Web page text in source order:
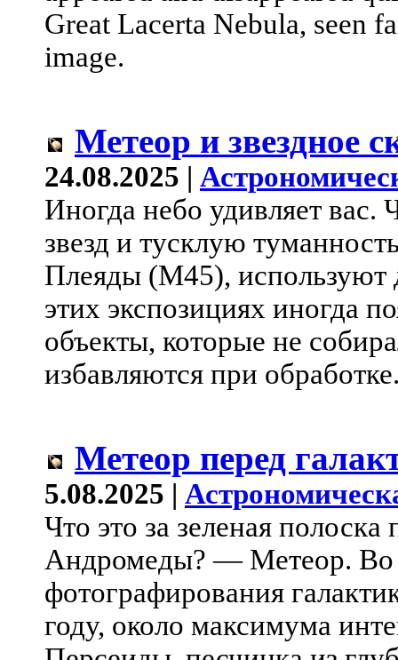
Great Lacerta Nebula, seen
image.
Метеор и звездное
24.08.2025 |
Иногда небо удивляет вас.
звезд и тусклую
Плеяды (M45),
этих экспозициях иногда
объекты, которые не
избавляются при
Метеор перед
5.08.2025 |
Что это за зеленая полоска
Андромеды? — Метеор. Во
фотографирования
году, около максимума